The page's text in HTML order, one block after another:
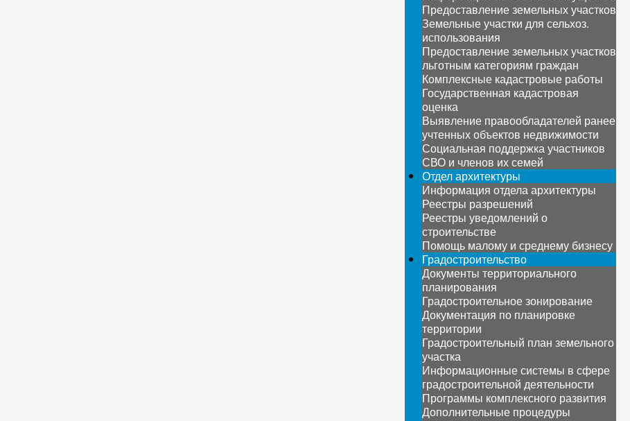
Предоставление земельных участков
Земельные участки для сельхоз.
использования
Предоставление земельных участков
льготным категориям граждан
Комплексные кадастровые работы
Государственная кадастровая
оценка
Выявление правообладателей ранее
учтенных объектов недвижимости
Социальная поддержка участников
СВО и членов их семей
Отдел архитектуры
Информация отдела архитектуры
Реестры разрешений
Реестры уведомлений о
строительстве
Помощь малому и среднему бизнесу
Градостроительство
Документы территориального
планирования
Градостроительное зонирование
Документация по планировке
территории
Градостроительный план земельного
участка
Информационные системы в сфере
градостроительной деятельности
Программы комплексного развития
Дополнительные процедуры